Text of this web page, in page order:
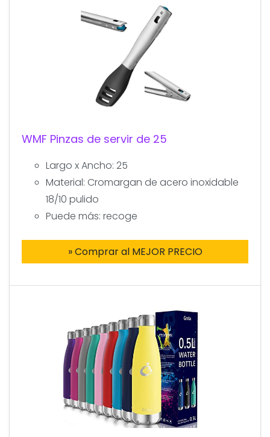
WMF Pinzas de servir de 25
Largo x Ancho: 25
Material: Cromargan de acero inoxidable
18/10 pulido
Puede más: recoge
» Comprar al MEJOR PRECIO